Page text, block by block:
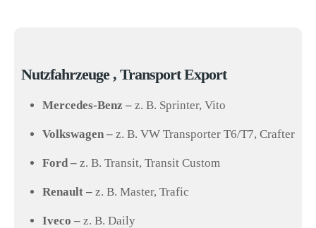
Nutzfahrzeuge , Transport Export
Mercedes-Benz – z. B. Sprinter, Vito
Volkswagen – z. B. VW Transporter T6/T7, Crafter
Ford – z. B. Transit, Transit Custom
Renault – z. B. Master, Trafic
Iveco – z. B. Daily